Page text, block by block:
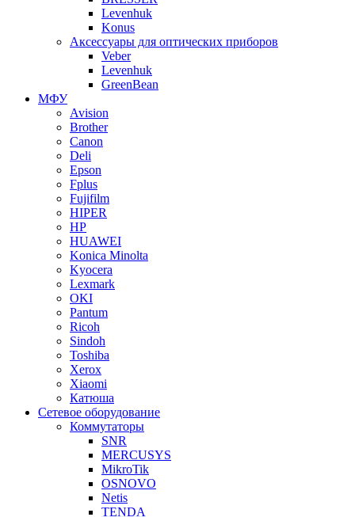
Levenhuk
Konus
Аксессуары для оптических приборов
Veber
Levenhuk
GreenBean
МФУ
Avision
Brother
Canon
Deli
Epson
Fplus
Fujifilm
HIPER
HP
HUAWEI
Konica Minolta
Kyocera
Lexmark
OKI
Pantum
Ricoh
Sindoh
Toshiba
Xerox
Xiaomi
Катюша
Сетевое оборудование
Коммутаторы
SNR
MERCUSYS
MikroTik
OSNOVO
Netis
TENDA